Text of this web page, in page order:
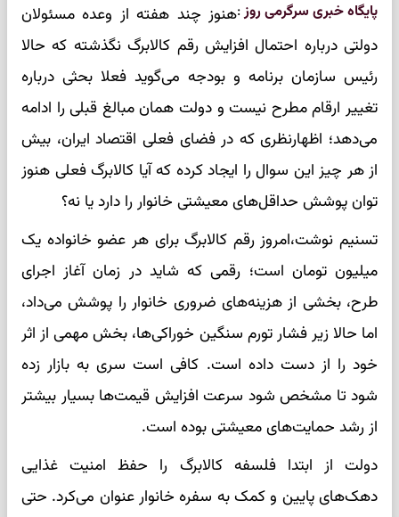
پایگاه خبری سرگرمی روز:هنوز چند هفته از وعده مسئولان
دولتی درباره احتمال افزایش رقم کالابرگ نگذشته که حالا
رئیس سازمان برنامه و بودجه می‌گوید فعلا بحثی درباره
تغییر ارقام مطرح نیست و دولت همان مبالغ قبلی را ادامه
می‌دهد؛ اظهارنظری که در فضای فعلی اقتصاد ایران، بیش
از هر چیز این سوال را ایجاد کرده که آیا کالابرگ فعلی هنوز
توان پوشش حداقل‌های معیشتی خانوار را دارد یا نه؟
تسنیم نوشت،امروز رقم کالابرگ برای هر عضو خانواده یک
میلیون تومان است؛ رقمی که شاید در زمان آغاز اجرای
طرح، بخشی از هزینه‌های ضروری خانوار را پوشش می‌داد،
اما حالا زیر فشار تورم سنگین خوراکی‌ها، بخش مهمی از اثر
خود را از دست داده است. کافی است سری به بازار زده
شود تا مشخص شود سرعت افزایش قیمت‌ها بسیار بیشتر
از رشد حمایت‌های معیشتی بوده است.
دولت از ابتدا فلسفه کالابرگ را حفظ امنیت غذایی
دهک‌های پایین و کمک به سفره خانوار عنوان می‌کرد. حتی